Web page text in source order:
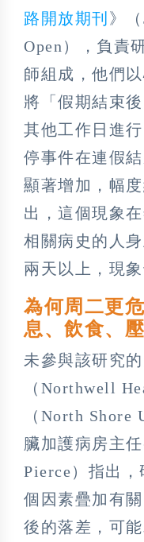
路開放期刊 》
Open），負責
師組成，他們
將「假期結束
其他工作日進
停事件在連假
顯著增加，幅
出，這個現象
相關病史的人
兩天以上，現象
為何周二更
息、飲食、
未參與該研究
（Northwell
（North
臟加護病房主
Pierce）指出
個因素疊加有
後的落差，可